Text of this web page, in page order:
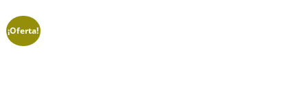
¡Oferta!